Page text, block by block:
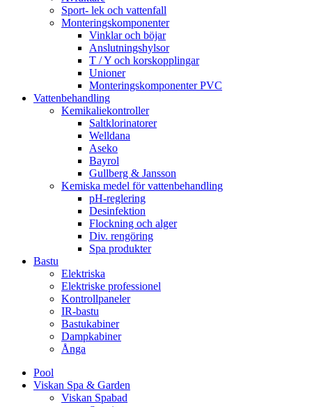
Sport- lek och vattenfall
Monteringskomponenter
Vinklar och böjar
Anslutningshylsor
T / Y och korskopplingar
Unioner
Monteringskomponenter PVC
Vattenbehandling
Kemikaliekontroller
Saltklorinatorer
Welldana
Aseko
Bayrol
Gullberg & Jansson
Kemiska medel för vattenbehandling
pH-reglering
Desinfektion
Flockning och alger
Div. rengöring
Spa produkter
Bastu
Elektriska
Elektriske professionel
Kontrollpaneler
IR-bastu
Bastukabiner
Dampkabiner
Ånga
Pool
Viskan Spa & Garden
Viskan Spabad